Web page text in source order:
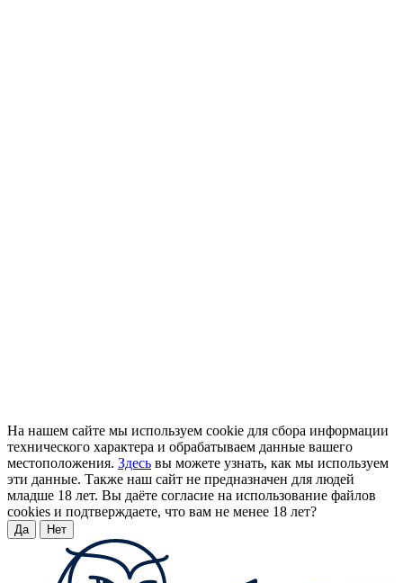
На нашем сайте мы используем cookie для сбора информации
технического характера и обрабатываем данные вашего
местоположения. Здесь вы можете узнать, как мы используем
эти данные. Также наш сайт не предназначен для людей
младше 18 лет. Вы даёте согласие на использование файлов
cookies и подтверждаете, что вам не менее 18 лет?
Да Нет